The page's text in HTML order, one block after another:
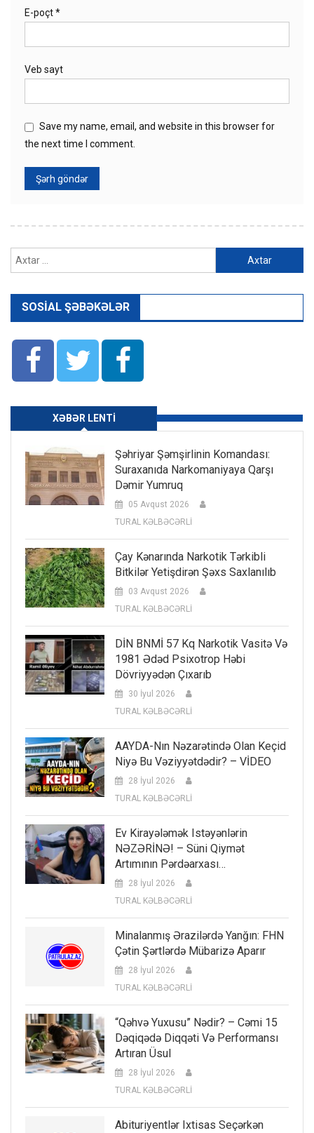
E-poçt*
Veb sayt
Save my name, email, and website in this browser for
the next time I comment.
SOSIAL ŞƏBƏKƏLƏR
XƏBƏR LENTI
Şəhriyar Şəmşirlinin Komandası:
Suraxanıda Narkomaniyaya Qarşı
Dəmir Yumruq
05 Avqust 2026
TURAL KƏLBƏCƏRLİ
Çay Kənarında Narkotik Tərkibli
Bitkilər Yetişdirən Şəxs Saxlanılıb
03 Avqust 2026
TURAL KƏLBƏCƏRLİ
DİN BNMİ 57 Kq Narkotik Vasitə Və
1981 Ədəd Psixotrop Həbi
Dövriyyədən Çıxarıb
30 İyul 2026
TURAL KƏLBƏCƏRLİ
AAYDA-Nın Nəzarətində Olan Keçid
Niyə Bu Vəziyyətdədir? – VİDEO
28 İyul 2026
TURAL KƏLBƏCƏRLİ
Ev Kirayələmək Istəyənlərin
NƏZƏRİNƏ! – Süni Qiymət
Artımının Pərdəarxası…
28 İyul 2026
TURAL KƏLBƏCƏRLİ
Minalanmış Ərazilərdə Yanğın: FHN
Çətin Şərtlərdə Mübarizə Aparır
28 İyul 2026
TURAL KƏLBƏCƏRLİ
“Qəhvə Yuxusu” Nədir? – Cəmi 15
Dəqiqədə Diqqəti Və Performansı
Artıran Üsul
28 İyul 2026
TURAL KƏLBƏCƏRLİ
Abituriyentlər Ixtisas Seçərkən